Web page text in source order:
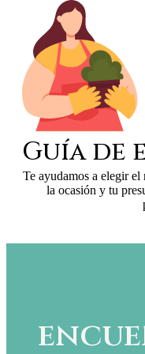
Guía de
Te ayudamos a elegir el
la ocasión y tu